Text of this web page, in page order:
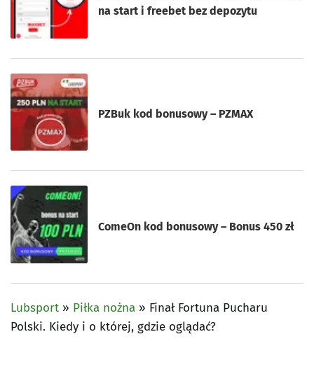
na start i freebet bez depozytu
PZBuk kod bonusowy – PZMAX
ComeOn kod bonusowy – Bonus 450 zł
Lubsport » Piłka nożna » Finał Fortuna Pucharu
Polski. Kiedy i o której, gdzie oglądać?